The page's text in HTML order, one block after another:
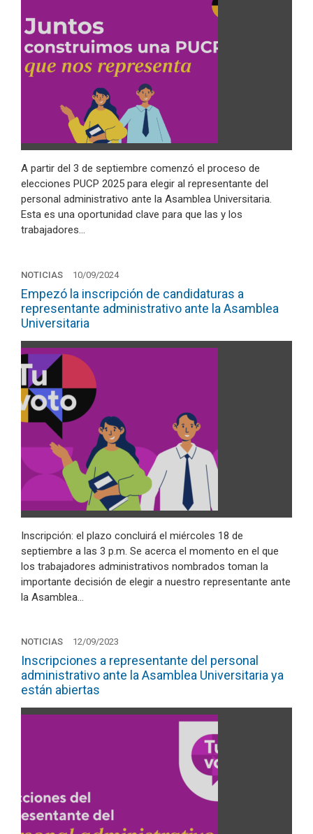
A partir del 3 de septiembre comenzó el proceso de
elecciones PUCP 2025 para elegir al representante del
personal administrativo ante la Asamblea Universitaria.
Esta es una oportunidad clave para que las y los
trabajadores…
NOTICIAS 10/09/2024
Empezó la inscripción de candidaturas a
representante administrativo ante la Asamblea
Universitaria
Inscripción: el plazo concluirá el miércoles 18 de
septiembre a las 3 p.m. Se acerca el momento en el que
los trabajadores administrativos nombrados toman la
importante decisión de elegir a nuestro representante ante
la Asamblea…
NOTICIAS 12/09/2023
Inscripciones a representante del personal
administrativo ante la Asamblea Universitaria ya
están abiertas